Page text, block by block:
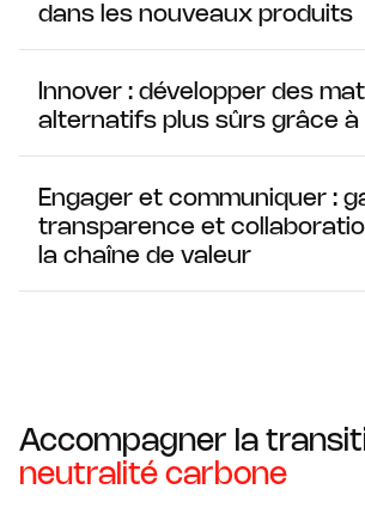
dans les nouveaux produits
sites concernés pour surveiller les
utilisées et évaluer les risques de
restriction. Le Groupe a également
produit en Europe.
Innover : développer des
alternatifs plus sûrs grâce à
trouver des solutions innovantes
remplacer les substances extrêmement
susceptibles d’être soumises à
sous REACh, ainsi que les substances
Engager et communiquer :
transparence et
la chaîne de valeur
Accompagner la
neutralité carbone